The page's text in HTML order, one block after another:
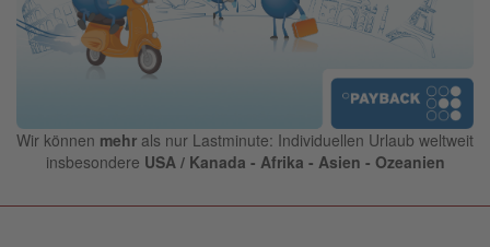
Wir können mehr als nur Lastminute: Individuellen Urlaub weltweit
insbesondere USA / Kanada - Afrika - Asien - Ozeanien